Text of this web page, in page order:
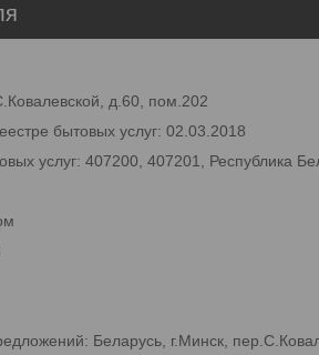
д.60, пом.202
бытовых услуг: 02.03.2018
услуг: 407200, 407201, Республика
Беларусь, г.Минск,